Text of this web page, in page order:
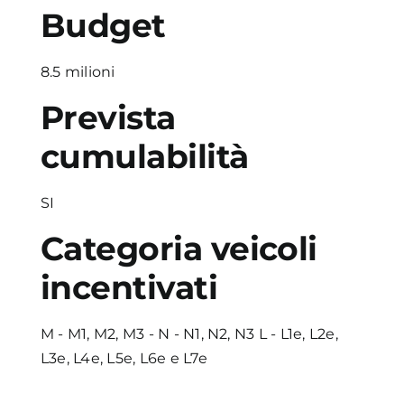
Budget
8.5 milioni
Prevista
cumulabilità
SI
Categoria veicoli
incentivati
M - M1, M2, M3 - N - N1, N2, N3 L - L1e, L2e,
L3e, L4e, L5e, L6e e L7e